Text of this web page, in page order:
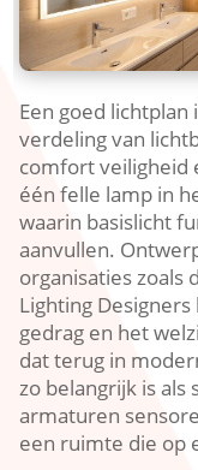
Een goed
verdeling van
comfort veiligheid
één felle lamp in
waarin basislicht
aanvullen.​
organisaties zoals
Lighting
gedrag en het
dat terug in
zo belangrijk is als
armaturen
een ruimte die op